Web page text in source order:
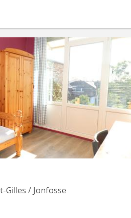
KL 14863
studieuse à la liégeoise? Maison très
le calme mais ne veulent pas se
dans une grande maison de maître
des étudiants. Maison au calme, dans
à l'orée d'un bois, en retrait et en...
Gilles / Jonfosse